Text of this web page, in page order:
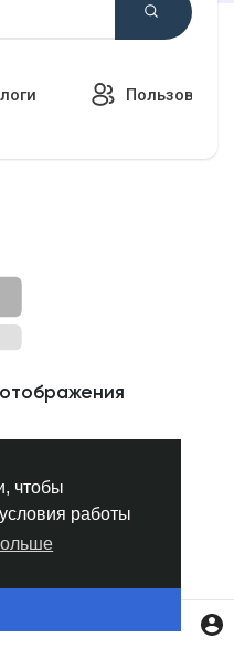
чтобы
работы